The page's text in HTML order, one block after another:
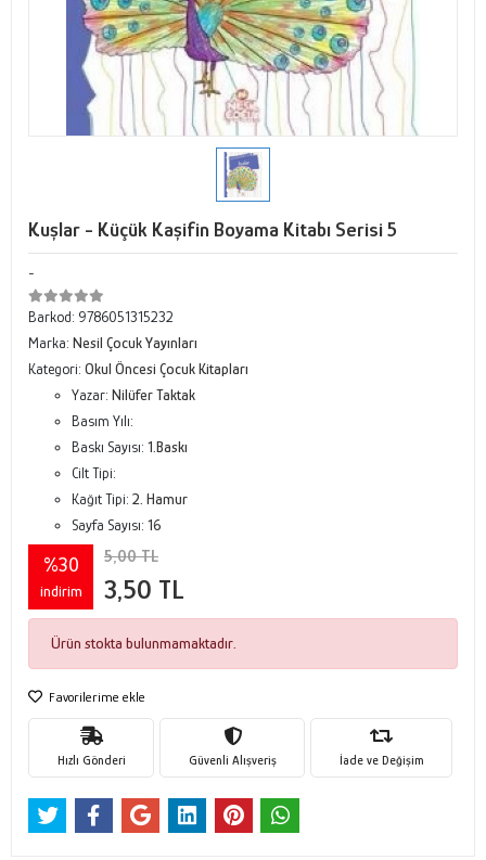
Kuşlar - Küçük Kaşifin Boyama Kitabı Serisi 5
-
Barkod: 9786051315232
Marka: Nesil Çocuk Yayınları
Kategori: Okul Öncesi Çocuk Kitapları
Yazar: Nilüfer Taktak
Basım Yılı:
Baskı Sayısı: 1.Baskı
Cilt Tipi:
Kağıt Tipi: 2. Hamur
Sayfa Sayısı: 16
%30
indirim
5,00 TL
3,50 TL
Ürün stokta bulunmamaktadır.
Favorilerime ekle
Hızlı Gönderi Güvenli Alışveriş İade ve Değişim